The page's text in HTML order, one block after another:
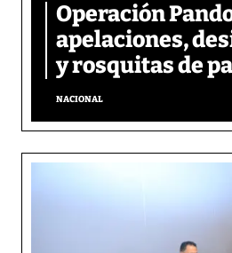
Operación
apelaciones,
y rosquitas de
NACIONAL